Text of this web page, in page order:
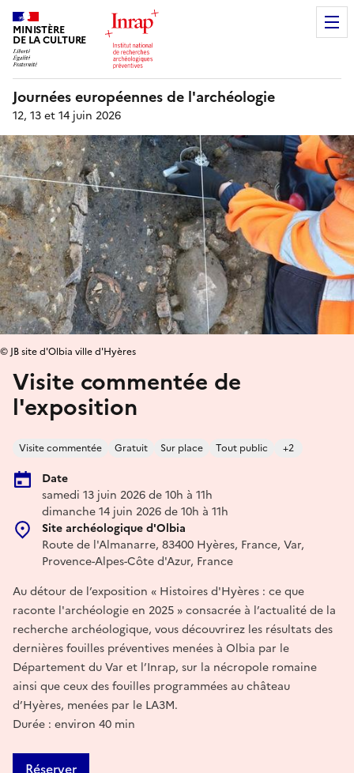
MINISTÈRE
DE LA CULTURE
Journées européennes de l'archéologie
12, 13 et 14 juin 2026
Visite commentée de
l'exposition
Visite commentée Gratuit Sur place Tout public +2
Date
samedi 13 juin 2026 de 10h à 11h
dimanche 14 juin 2026 de 10h à 11h
Site archéologique d'Olbia
Route de l'Almanarre, 83400 Hyères, France, Var,
Provence-Alpes-Côte d'Azur, France
© JB site d'Olbia ville d'Hyères
Au détour de l’exposition « Histoires d'Hyères : ce que
raconte l'archéologie en 2025 » consacrée à l’actualité de la
recherche archéologique, vous découvrirez les résultats des
dernières fouilles préventives menées à Olbia par le
Département du Var et l’Inrap, sur la nécropole romaine
ainsi que ceux des fouilles programmées au château
d’Hyères, menées par le LA3M.
Durée : environ 40 min
Réserver